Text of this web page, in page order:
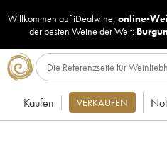
Willkommen auf iDealwine, online-
der besten Weine der Welt:
Kaufen VERKAUFEN